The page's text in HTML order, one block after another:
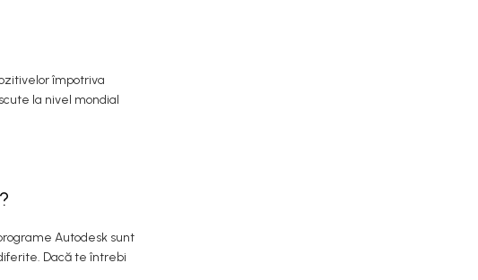
împotriva
la nivel mondial
Autodesk sunt
Dacă te întrebi